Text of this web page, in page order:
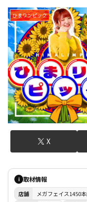
ひまりンピック
X
i 取材情報
店舗
メガフェイス1450